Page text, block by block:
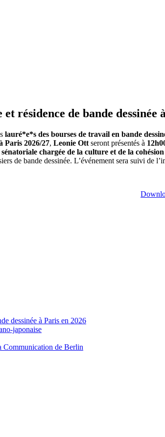
résidence de bande dessinée
lauré*e*s des bourses de travail en bande
Paris 2026/27, Leonie Ott seront présentés à
chargée de la culture et de la cohésion
de bande dessinée. L’événement sera suivi de
dessinée à Paris en 2026
japonaise
Communication de Berlin